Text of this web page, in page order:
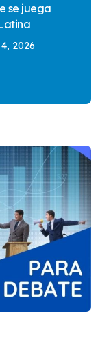
se juega
2026